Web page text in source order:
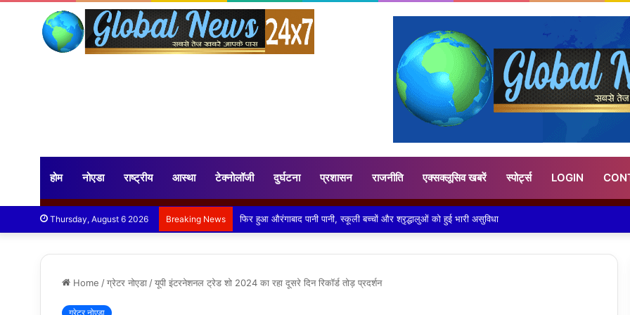
होम नोएडा राष्ट्रीय आस्था टेक्नोलॉजी दुर्घटना प्रशासन राजनीति एक्सक्लूसिव खबरें स्पोर्ट्स LOGIN
Thursday, August 6 2026 Breaking News औरंगाबाद में बड़े नाले को पाटकर हो गया सरकारी जमीन पर अवैध कब्जा, नगर पंचायत के सर्वेसर्वा मौन
Home /ग्रेटर नोएडा /यूपी इंटरनेशनल ट्रेड शो 2024 का रहा दूसरे दिन रिकॉर्ड तोड़ प्रदर्शन
ग्रेटर नोएडा